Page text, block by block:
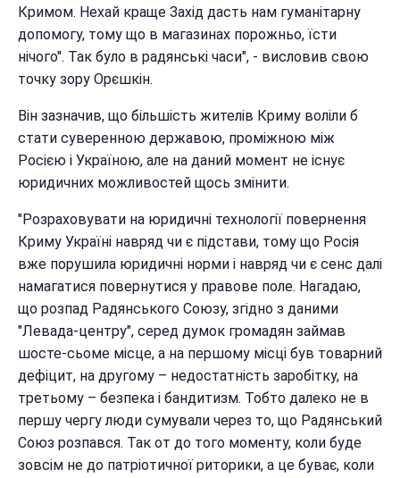
Кримом. Нехай краще Захід дасть нам гуманітарну
допомогу, тому що в магазинах порожньо, їсти
нічого". Так було в радянські часи", - висловив свою
точку зору Орєшкін.
Він зазначив, що більшість жителів Криму воліли б
стати суверенною державою, проміжною між
Росією і Україною, але на даний момент не існує
юридичних можливостей щось змінити.
"Розраховувати на юридичні технології повернення
Криму Україні навряд чи є підстави, тому що Росія
вже порушила юридичні норми і навряд чи є сенс далі
намагатися повернутися у правове поле. Нагадаю,
що розпад Радянського Союзу, згідно з даними
"Левада-центру", серед думок громадян займав
шосте-сьоме місце, а на першому місці був товарний
дефіцит, на другому – недостатність заробітку, на
третьому – безпека і бандитизм. Тобто далеко не в
першу чергу люди сумували через то, що Радянський
Союз розпався. Так от до того моменту, коли буде
зовсім не до патріотичної риторики, а це буває, коли